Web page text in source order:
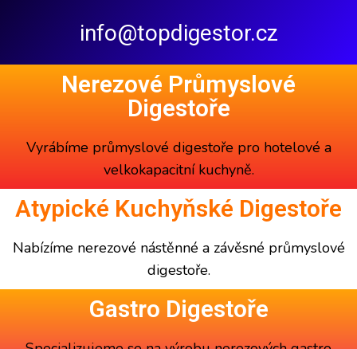
info@topdigestor.cz
Nerezové Průmyslové
Digestoře
Vyrábíme průmyslové digestořepro hotelové a
velkokapacitní kuchyně.
Atypické Kuchyňské Digestoře
Nabízíme nerezové nástěnné a závěsné průmyslové
digestoře.
Gastro Digestoře